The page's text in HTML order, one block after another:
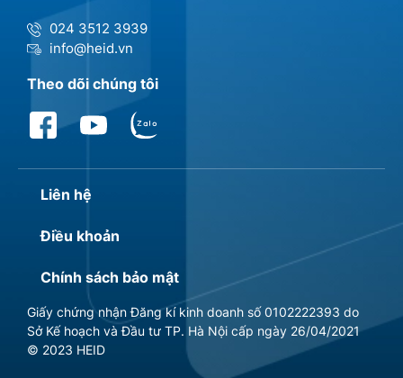
024 3512 3939
info@heid.vn
Theo dõi chúng tôi
Liên hệ
Điều khoản
Chính sách bảo mật
Giấy chứng nhận Đăng kí kinh doanh số 0102222393 do
Sở Kế hoạch và Đầu tư TP. Hà Nội cấp ngày 26/04/2021
© 2023 HEID